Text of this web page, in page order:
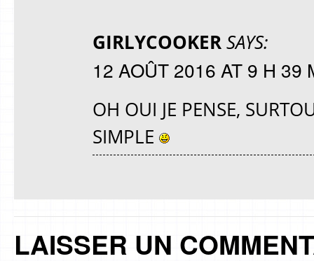
GIRLYCOOKERSAYS:
12 AOÛT 2016 AT 9 H 39
OH OUI JE PENSE,
SIMPLE
LAISSER UN